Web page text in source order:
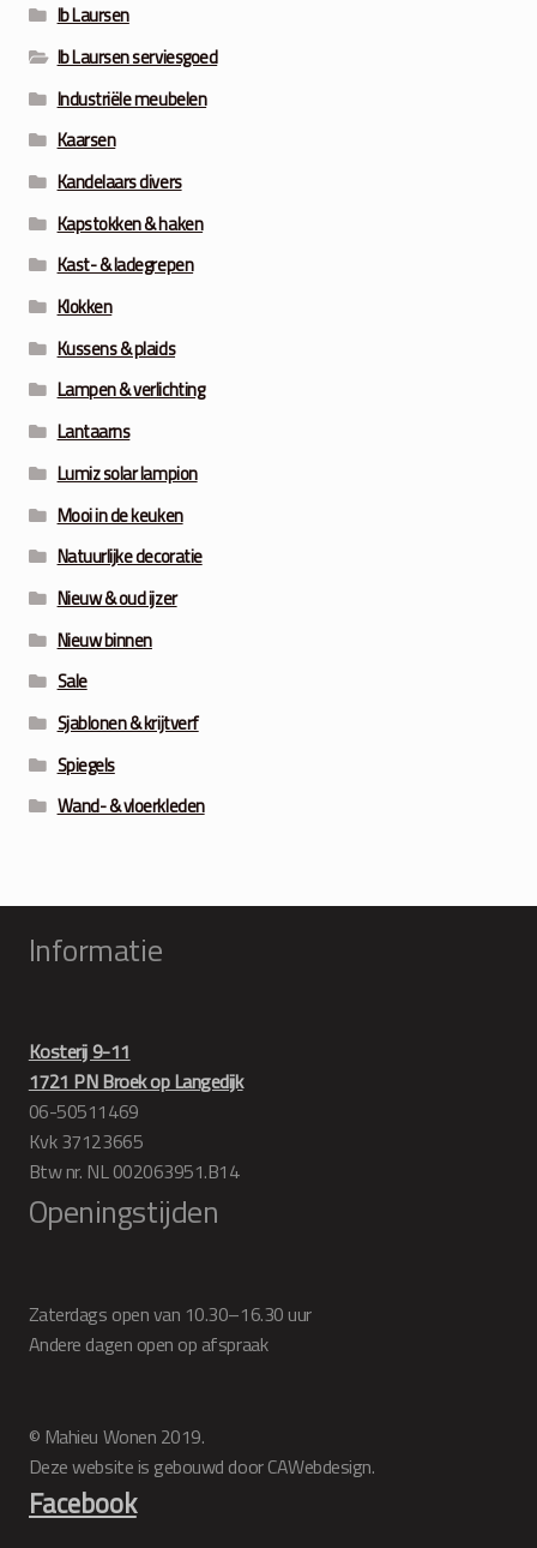
Ib Laursen
Ib Laursen serviesgoed
Industriële meubelen
Kaarsen
Kandelaars divers
Kapstokken & haken
Kast- & ladegrepen
Klokken
Kussens & plaids
Lampen & verlichting
Lantaarns
Lumiz solar lampion
Mooi in de keuken
Natuurlijke decoratie
Nieuw & oud ijzer
Nieuw binnen
Sale
Sjablonen & krijtverf
Spiegels
Wand- & vloerkleden
Informatie
Kosterij 9-11
1721 PN Broek op Langedijk
06-50511469
Kvk 37123665
Btw nr. NL 002063951.B14
Openingstijden
Zaterdags open van 10.30–16.30 uur
Andere dagen open op afspraak
© Mahieu Wonen 2019.
Deze website is gebouwd door CAWebdesign.
Facebook